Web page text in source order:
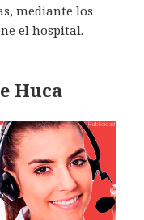
mediante los
el hospital.
Huca